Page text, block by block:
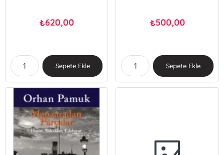
₺620,00
Sepete Ekle
₺500,00
Sepete Ekle